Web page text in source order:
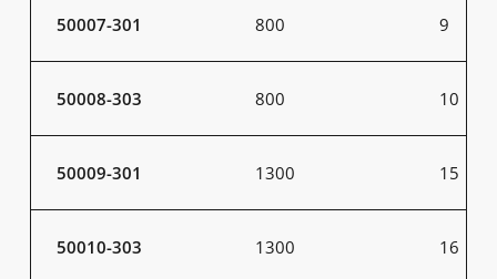
50007-301 800 9
50008-303 800 10
50009-301 1300 15
50010-303 1300 16